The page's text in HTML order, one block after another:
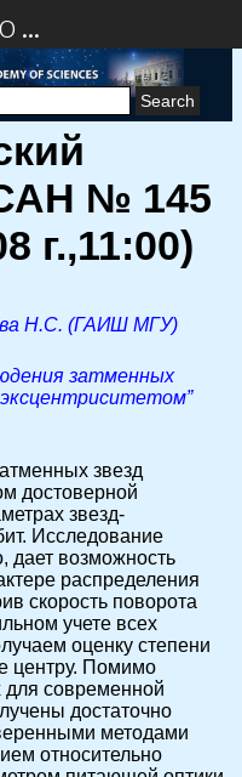
...
№ 145
г.,11:00)
Н.С. (ГАИШ МГУ)
затменных
звезд
достоверной
звезд-
Исследование
дает возможность
распределения
скорость поворота
учете всех
оценку степени
центру. Помимо
для современной
достаточно
методами
относительно